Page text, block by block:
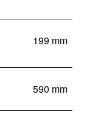
199 mm
590 mm